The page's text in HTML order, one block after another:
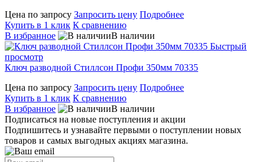
Цена по запросу Запросить цену Подробнее
Купить в 1 клик К сравнению
В избранное
В наличии
Быстрый
просмотр
Ключ разводной Стиллсон Профи 350мм 70335
Цена по запросу Запросить цену Подробнее
Купить в 1 клик К сравнению
В избранное
В наличии
Подписаться на новые поступления и акции
Подпишитесь и узнавайте первыми о поступлении новых
товаров и самых выгодных акциях магазина.